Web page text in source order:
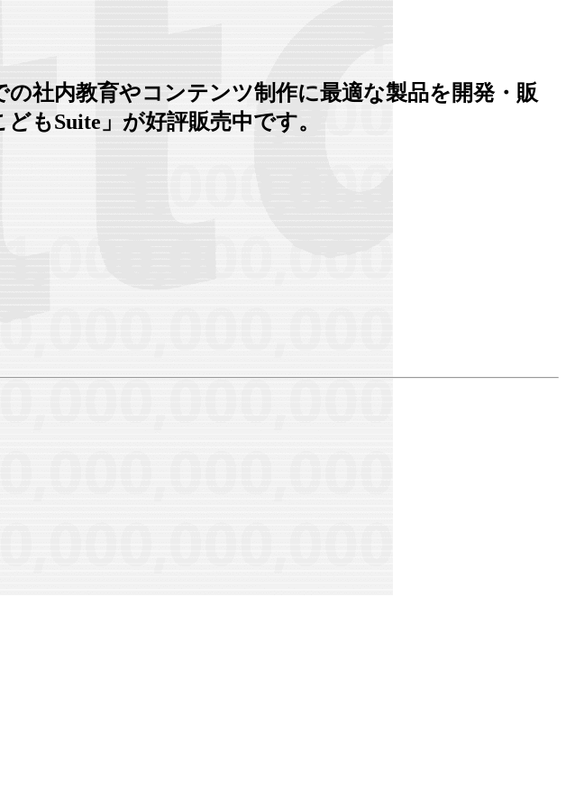
社内教育やコンテンツ制作に最適な製品を開発・販
もSuite」が好評販売中です。